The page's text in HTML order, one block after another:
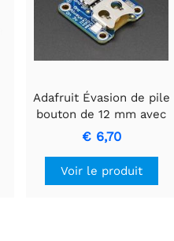
Adafruit Évasion de pile
bouton de 12 mm avec
interrupteur marche-
arrêt
€ 6,70
Voir le produit